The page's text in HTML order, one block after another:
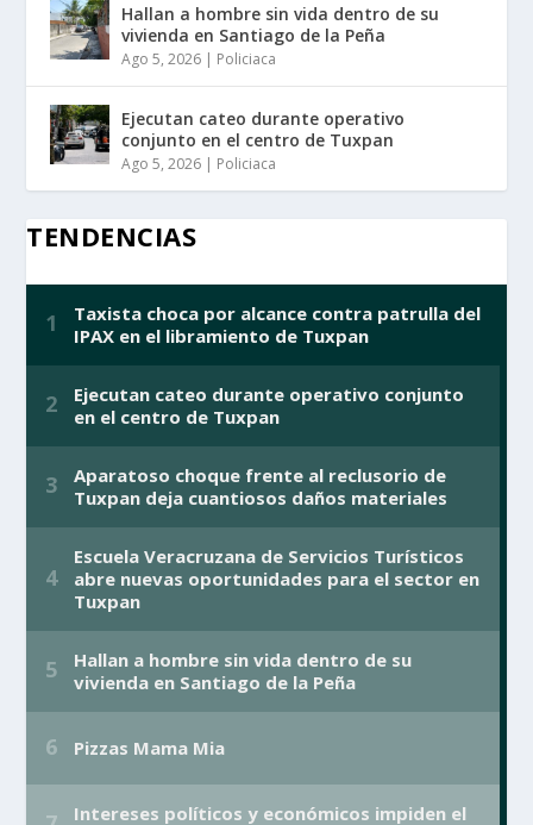
Hallan a hombre sin vida dentro de su
vivienda en Santiago de la Peña
Ago 5, 2026 | Policiaca
Ejecutan cateo durante operativo
conjunto en el centro de Tuxpan
Ago 5, 2026 | Policiaca
TENDENCIAS